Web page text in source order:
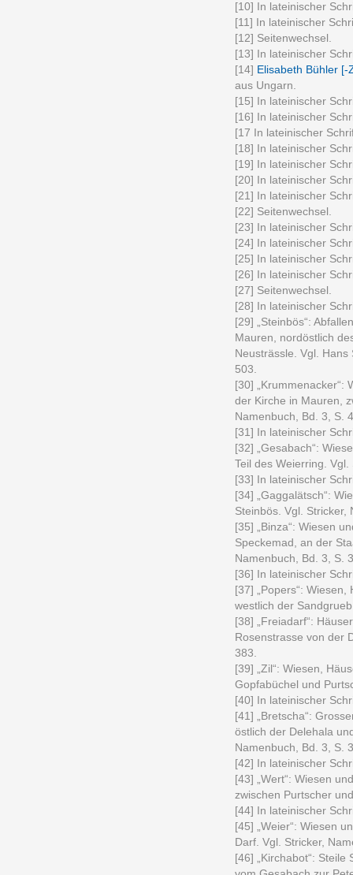
[10] In lateinischer
[11] In lateinischer
[12] Seitenwechsel.
[13] In lateinischer
[14] Elisabeth Bühler [-
aus Ungarn.
[15] In lateinischer
[16] In lateinischer
[17 In lateinischer
[18] In lateinischer
[19] In lateinischer
[20] In lateinischer
[21] In lateinischer
[22] Seitenwechsel.
[23] In lateinischer
[24] In lateinischer
[25] In lateinischer
[26] In lateinischer
[27] Seitenwechsel.
[28] In lateinischer
[29] „Steinbös“:
Mauren, nordöstlich
Neusträssle. Vgl.
503.
[30] „Krummenacker“:
der Kirche in Mauren,
Namenbuch, Bd. 3, S.
[31] In lateinischer
[32] „Gesabach“:
Teil des Weierring.
[33] In lateinischer
[34] „Gaggalätsch“:
Steinbös. Vgl. Stricker,
[35] „Binza“: Wiesen
Speckemad, an der
Namenbuch, Bd. 3, S.
[36] In lateinischer
[37] „Popers“:
westlich der
[38] „Freiadarf“:
Rosenstrasse von der
383.
[39] „Zil“: Wiesen,
Gopfabüchel und
[40] In lateinischer
[41] „Bretscha“:
östlich der Delehala
Namenbuch, Bd. 3, S.
[42] In lateinischer
[43] „Wert“: Wiesen
zwischen Purtscher
[44] In lateinischer
[45] „Weier“: Wiesen
Darf. Vgl. Stricker,
[46] „Kirchabot“: